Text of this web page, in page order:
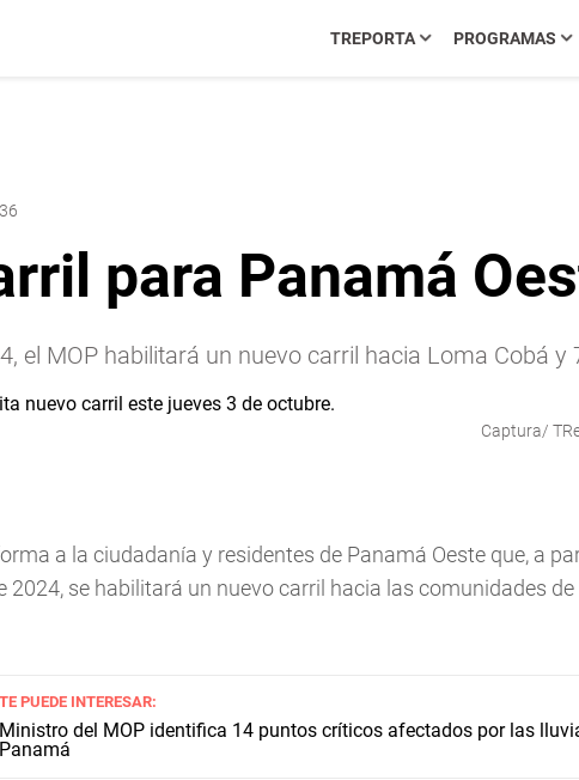
TREPORTA PROGRAMAS
para Panamá
el MOP habilitará un nuevo carril hacia Loma Cobá
Captura/
a la ciudadanía y residentes de Panamá Oeste que, a
2024, se habilitará un nuevo carril hacia las comunidades de
TE PUEDE INTERESAR:
Ministro del MOP identifica 14 puntos críticos afectados por las
Panamá